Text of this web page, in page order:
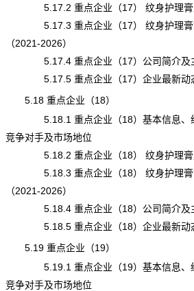
5.17.2 重点企业（17） 纹身护理膏产
5.17.3 重点企业（17） 纹身护理膏销
（2021-2026）
5.17.4 重点企业（17）公司简介及
5.17.5 重点企业（17）企业最新动
5.18 重点企业（18）
5.18.1 重点企业（18）基本信息、纹
竞争对手及市场地位
5.18.2 重点企业（18） 纹身护理膏产
5.18.3 重点企业（18） 纹身护理膏销
（2021-2026）
5.18.4 重点企业（18）公司简介及
5.18.5 重点企业（18）企业最新动
5.19 重点企业（19）
5.19.1 重点企业（19）基本信息、纹
竞争对手及市场地位